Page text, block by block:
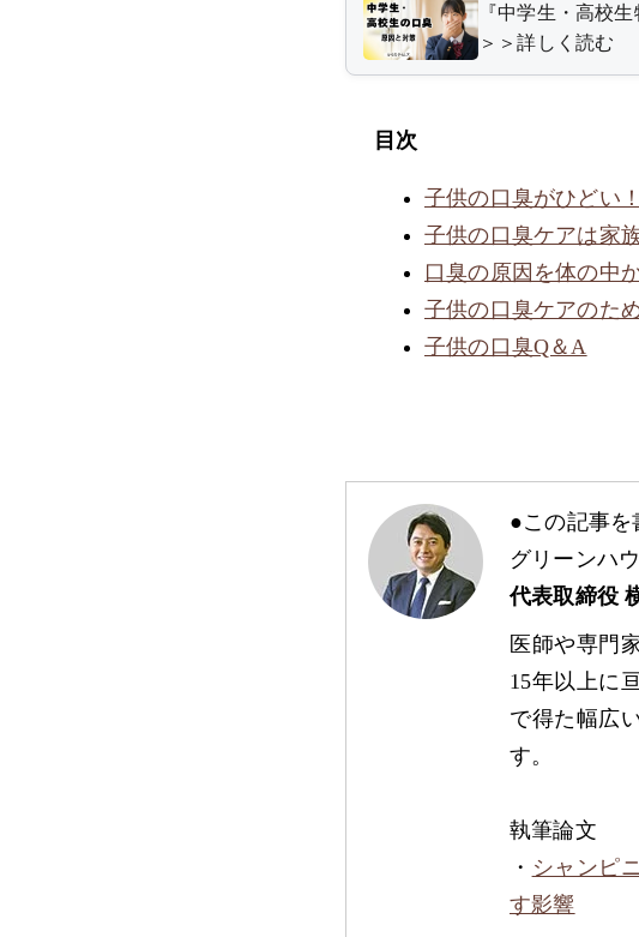
『中学生・高校
＞＞詳しく読む
目次
子供の口臭がひどい
子供の口臭ケアは家
口臭の原因を体の中
子供の口臭ケアのた
子供の口臭Q＆A
●この記事を
グリーンハ
代表取締役
医師や専門
15年以上に
で得た幅広
す。
執筆論文
・ シャンピ
す影響